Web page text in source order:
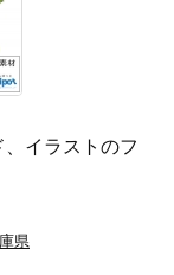
イラストのフ
県